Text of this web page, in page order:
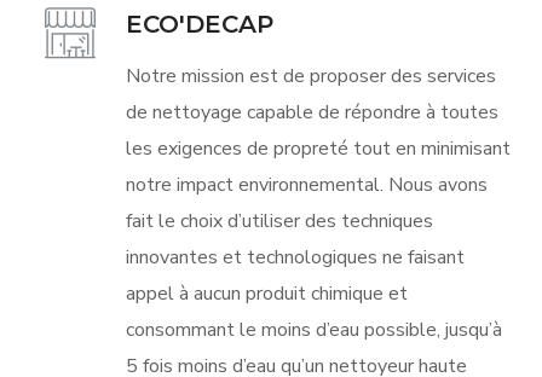
ECO'DECAP
Notre mission est de proposer des services
de nettoyage capable de répondre à toutes
les exigences de propreté tout en minimisant
notre impact environnemental. Nous avons
fait le choix d’utiliser des techniques
innovantes et technologiques ne faisant
appel à aucun produit chimique et
consommant le moins d’eau possible, jusqu’à
5 fois moins d’eau qu’un nettoyeur haute